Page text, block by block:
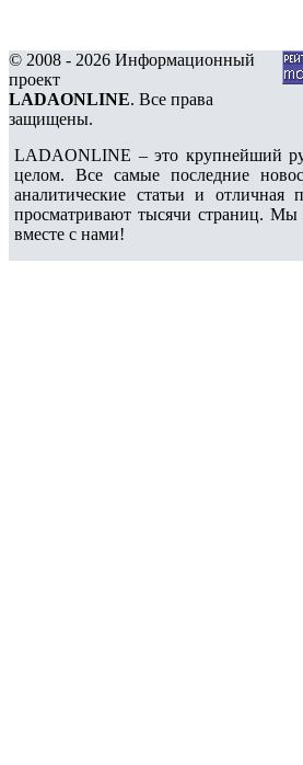
© 2008 - 2026 Информационный
проект
LADAONLINE. Все права
защищены.
LADAONLINE – это крупнейший
целом. Все самые последние
аналитические статьи и
просматривают тысячи страниц. Мы
вместе с нами!